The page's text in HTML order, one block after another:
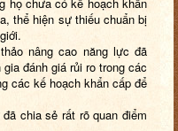
họ chưa có kế hoạch khẩn
thể hiện sự thiếu chuẩn bị
nâng cao năng lực đã
đánh giá rủi ro trong các
các kế hoạch khẩn cấp để
chia sẻ rất rõ quan điểm